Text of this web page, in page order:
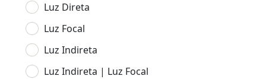
Luz Direta
Luz Focal
Luz Indireta
Luz Indireta | Luz Focal